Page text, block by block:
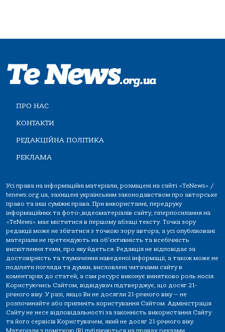
ПРО НАС
КОНТАКТИ
РЕДАКЦІЙНА ПОЛІТИКА
РЕКЛАМА
Усі права на інформаційні матеріали, розміщені на сайті «TeNews» /
tenews.org.ua, захищені українським законодавством про авторське
право та інші суміжні права. При використанні, передруку
інформаційних та фото-,відеоматеріалів сайту, гіперпосилання на
«TeNews» має міститися в першому абзаці тексту. Точка зору
редакції може не збігатися з точкою зору автора, а усі опубліковані
матеріали не претендують на об'єктивність та всебічність
висвітлення теми, про яку йдеться. Редакція не відповідає за
достовірність та тлумачення наведеної інформації, а також може не
поділяти погляди та думки, висловлені читачами сайту в
коментарях до статей, а сам ресурс виконує винятково роль носія.
Користуючись Сайтом, відвідувач підтверджує, що досяг 21-
річного віку. У разі, якщо Ви не досягли 21-річного віку — не
розпочинайте або припиніть користування Сайтом. Адміністрація
Сайту не несе відповідальності за законність використання Сайту
та його сервісів Користувачем, який не досяг 21-річного віку.
Матеріали з поміткою (R) публікуються на правах реклами.